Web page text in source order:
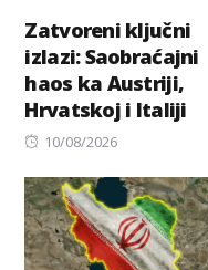
Zatvoreni ključni
izlazi: Saobraćajni
haos ka Austriji,
Hrvatskoj i Italiji
Posted
10/08/2026